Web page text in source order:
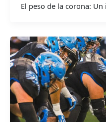
El peso de la corona: